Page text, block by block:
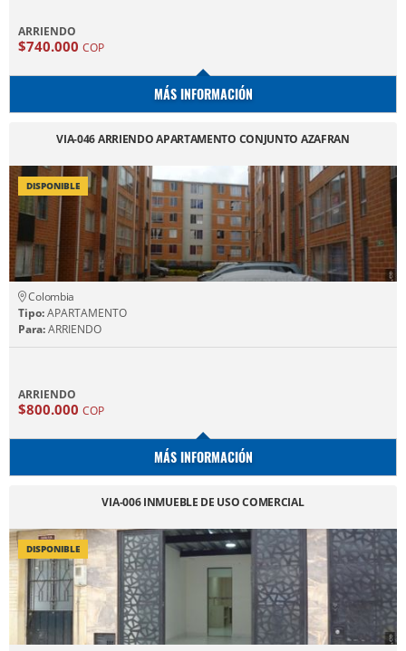
ARRIENDO
$740.000 COP
MÁS INFORMACIÓN
VIA-046 ARRIENDO APARTAMENTO CONJUNTO AZAFRAN
DISPONIBLE
Colombia
Tipo:APARTAMENTO
Para:ARRIENDO
ARRIENDO
$800.000 COP
MÁS INFORMACIÓN
VIA-006 INMUEBLE DE USO COMERCIAL
DISPONIBLE